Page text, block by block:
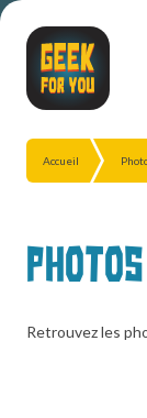
Accueil
Photos
Retrouvez les